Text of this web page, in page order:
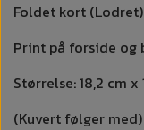
Foldet kort (Lodret)
Print på forside og
Størrelse: 18,2 cm x
(Kuvert følger med)